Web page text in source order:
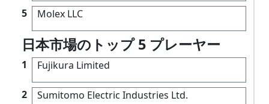
5 Molex LLC
日本市場のトップ 5 プレーヤー
1 Fujikura Limited
2 Sumitomo Electric Industries Ltd.